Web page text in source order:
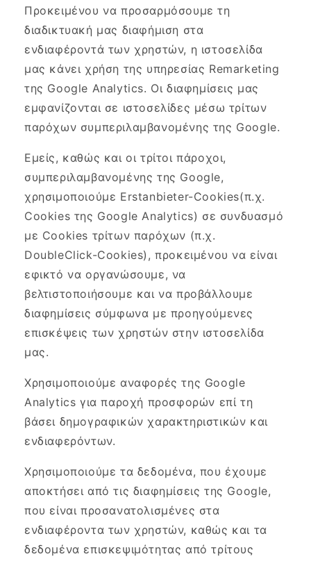
Προκειμένου να προσαρμόσουμε τη
διαδικτυακή μας διαφήμιση στα
ενδιαφέροντά των χρηστών, η ιστοσελίδα
μας κάνει χρήση της υπηρεσίας Remarketing
της Google Analytics. Οι διαφημίσεις μας
εμφανίζονται σε ιστοσελίδες μέσω τρίτων
παρόχων συμπεριλαμβανομένης της Google.
Εμείς, καθώς και οι τρίτοι πάροχοι,
συμπεριλαμβανομένης της Google,
χρησιμοποιούμε Erstanbieter-Cookies(π.χ.
Cookies της Google Analytics) σε συνδυασμό
με Cookies τρίτων παρόχων (π.χ.
DoubleClick-Cookies), προκειμένου να είναι
εφικτό να οργανώσουμε, να
βελτιστοποιήσουμε και να προβάλλουμε
διαφημίσεις σύμφωνα με προηγούμενες
επισκέψεις των χρηστών στην ιστοσελίδα
μας.
Χρησιμοποιούμε αναφορές της Google
Analytics για παροχή προσφορών επί τη
βάσει δημογραφικών χαρακτηριστικών και
ενδιαφερόντων.
Χρησιμοποιούμε τα δεδομένα, που έχουμε
αποκτήσει από τις διαφημίσεις της Google,
που είναι προσανατολισμένες στα
ενδιαφέροντα των χρηστών, καθώς και τα
δεδομένα επισκεψιμότητας από τρίτους